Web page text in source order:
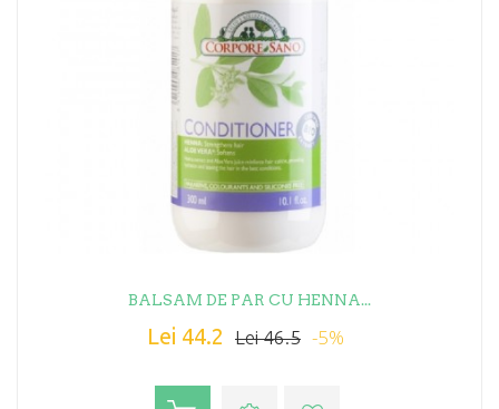
BALSAM DE PAR CU HENNA...
Lei 44.2 Lei 46.5 -5%